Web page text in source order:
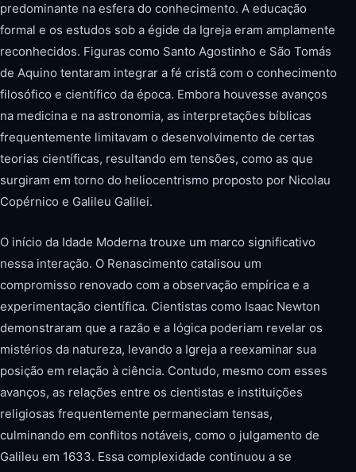
predominante na esfera do conhecimento. A educação
formal e os estudos sob a égide da Igreja eram amplamente
reconhecidos. Figuras como Santo Agostinho e São Tomás
de Aquino tentaram integrar a fé cristã com o conhecimento
filosófico e científico da época. Embora houvesse avanços
na medicina e na astronomia, as interpretações bíblicas
frequentemente limitavam o desenvolvimento de certas
teorias científicas, resultando em tensões, como as que
surgiram em torno do heliocentrismo proposto por Nicolau
Copérnico e Galileu Galilei.
O início da Idade Moderna trouxe um marco significativo
nessa interação. O Renascimento catalisou um
compromisso renovado com a observação empírica e a
experimentação científica. Cientistas como Isaac Newton
demonstraram que a razão e a lógica poderiam revelar os
mistérios da natureza, levando a Igreja a reexaminar sua
posição em relação à ciência. Contudo, mesmo com esses
avanços, as relações entre os cientistas e instituições
religiosas frequentemente permaneciam tensas,
culminando em conflitos notáveis, como o julgamento de
Galileu em 1633. Essa complexidade continuou a se